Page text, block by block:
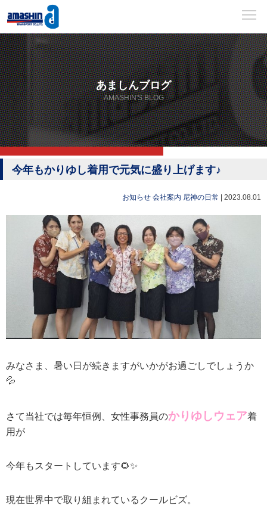
あましんブログ
AMASHIN'S BLOG
今年もかりゆし着用で元気に盛り上げます♪
お知らせ 会社案内 尼神の日常 2023.08.01
みなさま、暑い日が続きますがいかがお過ごしでしょうか
💦
さて当社では毎年恒例、女性事務員のかりゆしウェア着
用が
今年もスタートしています🌻✨
現在世界中で取り組まれているクールビズ。